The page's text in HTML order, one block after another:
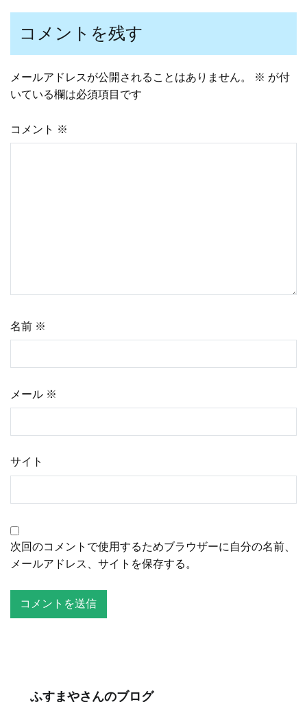
稿
ナ
ビ
ゲ
ン
コメントを残す
メールアドレスが公開されることはありません。 ※ が付
いている欄は必須項目です
コメント ※
名前 ※
メール ※
サイト
次回のコメントで使用するためブラウザーに自分の名前、
メールアドレス、サイトを保存する。
ふすまやさんのブログ